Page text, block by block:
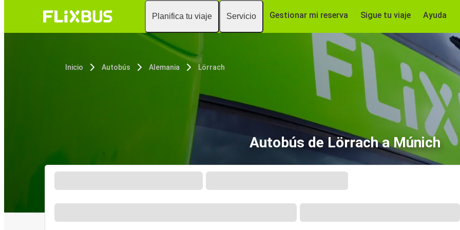
Planifica tu viaje Servicio Gestionar mi reserva Sigue tu viaje Ayuda
Inicio Autobús Alemania Lörrach
Autobús de Lörrach a Múnich